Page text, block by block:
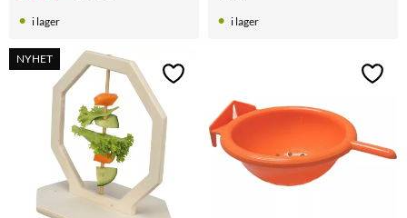
i lager i lager
NYHET
Lägg till i favoriter Lägg